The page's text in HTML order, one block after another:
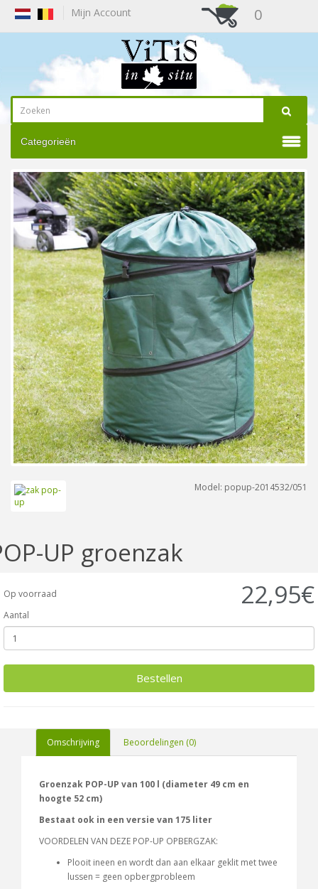
Mijn Account 0
Categorieën
Model: popup-2014532/051
UP groenzak
Op voorraad 22,95€
Aantal
Bestellen
Omschrijving Beoordelingen (0)
Groenzak POP-UP van 100 l (diameter 49 cm en
hoogte 52 cm)
Bestaat ook in een versie van 175 liter
VOORDELEN VAN DEZE POP-UP OPBERGZAK:
Plooit ineen en wordt dan aan elkaar geklit met twee
lussen = geen opbergprobleem